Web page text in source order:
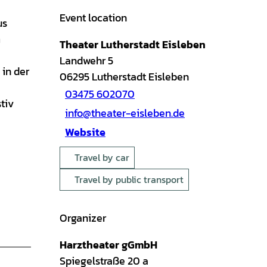
in der
Event location
Theater Lutherstadt Eisleben
Landwehr 5
06295Lutherstadt Eisleben
03475 602070
info@theater-eisleben.de
Website
Travel by car
Travel by public transport
Organizer
Harztheater gGmbH
Spiegelstraße 20 a